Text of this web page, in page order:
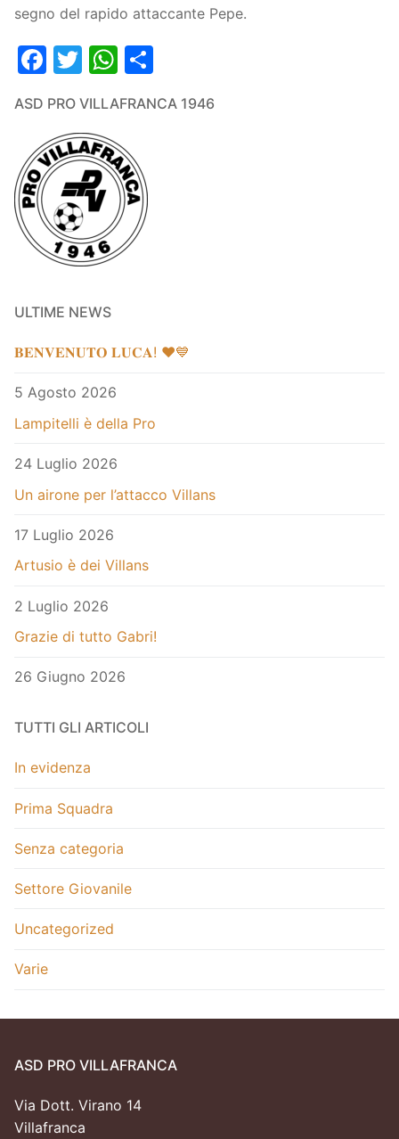
segno del rapido attaccante Pepe.
Facebook
TwitterWhatsApp
ASD PRO VILLAFRANCA 1946
ULTIME NEWS
𝐁𝐄𝐍𝐕𝐄𝐍𝐔𝐓𝐎 𝐋𝐔𝐂𝐀! ❤️💙
5 Agosto 2026
Lampitelli è della Pro
24 Luglio 2026
Un airone per l’attacco Villans
17 Luglio 2026
Artusio è dei Villans
2 Luglio 2026
Grazie di tutto Gabri!
26 Giugno 2026
TUTTI GLI ARTICOLI
In evidenza
Prima Squadra
Senza categoria
Settore Giovanile
Uncategorized
Varie
ASD PRO VILLAFRANCA
Via Dott. Virano 14
Villafranca